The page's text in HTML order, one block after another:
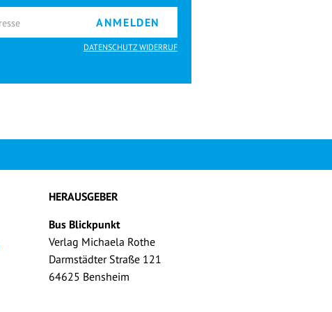
ANMELDEN
DATENSCHUTZ WIDERRUF
HERAUSGEBER
Bus Blickpunkt
Verlag Michaela Rothe
Darmstädter Straße 121
64625 Bensheim